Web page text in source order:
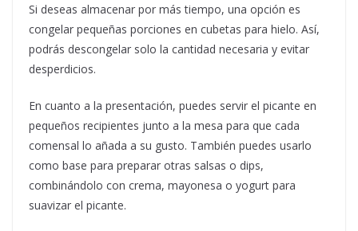
Si deseas almacenar por más tiempo, una opción es
congelar pequeñas porciones en cubetas para hielo. Así,
podrás descongelar solo la cantidad necesaria y evitar
desperdicios.
En cuanto a la presentación, puedes servir el picante en
pequeños recipientes junto a la mesa para que cada
comensal lo añada a su gusto. También puedes usarlo
como base para preparar otras salsas o dips,
combinándolo con crema, mayonesa o yogurt para
suavizar el picante.